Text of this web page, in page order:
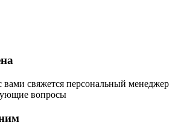
свяжется персональный менеджер
вопросы